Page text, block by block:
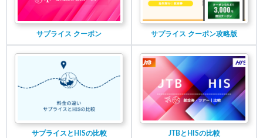
サプライス クーポン サプライス クーポン攻略版
サプライスとHISの比較 JTBとHISの比較